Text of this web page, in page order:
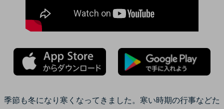
季節も冬になり寒くなってきました。寒い時期の行事などた